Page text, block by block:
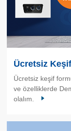
Ücretsiz Keşif
Ücretsiz keşif
ve özelliklerde
olalım.